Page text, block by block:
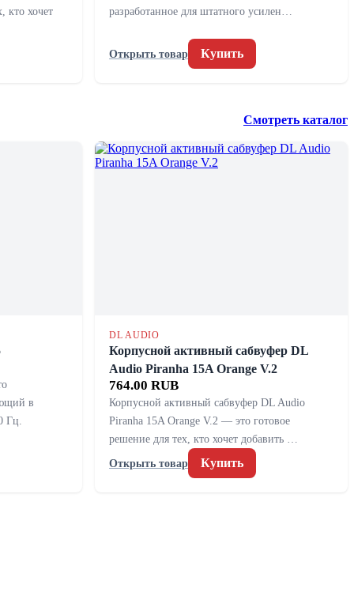
кто хочет
разработанное для штатного усилен…
Открыть товар Купить
Смотреть каталог
в
Гц.
DL AUDIO
Корпусной активный сабвуфер DL
Audio Piranha 15A Orange V.2
764.00 RUB
Корпусной активный сабвуфер DL Audio
Piranha 15A Orange V.2 — это готовое
решение для тех, кто хочет добавить …
Открыть товар
Купить